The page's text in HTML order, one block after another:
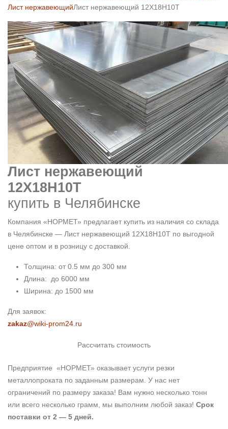
Лист нержавеющийЛист нержавеющий 12Х18Н10Т
Лист нержавеющий
12Х18Н10Т
купить в Челябинске
Компания «НОРМЕТ» предлагает купить из наличия со склада
в Челябинске — Лист нержавеющий 12Х18Н10Т по выгодной
цене оптом и в розницу с доставкой.
Толщина: от 0.5 мм до 300 мм
Длина: до 6000 мм
Ширина: до 1500 мм
Для заявок:
zakaz@wiki-prom24.ru
Рассчитать стоимость
Предприятие «НОРМЕТ» оказывает услуги резки
металлопроката по заданным размерам. У нас нет
ограничений по размеру заказа! Вам нужно несколько тонн
или всего несколько грамм, мы выполним любой заказ! Срок
поставки от 2 — 5 дней.